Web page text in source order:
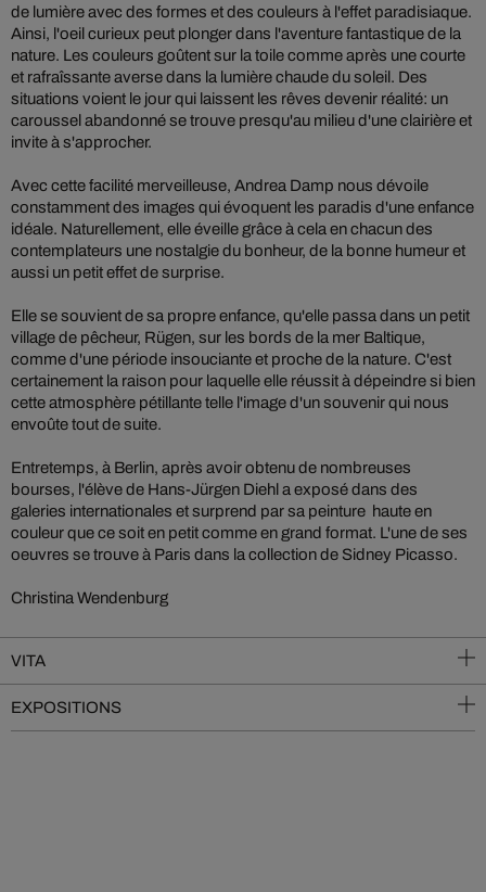
de lumière avec des formes et des couleurs à l'effet paradisiaque.
Ainsi, l'oeil curieux peut plonger dans l'aventure fantastique de la
nature. Les couleurs goûtent sur la toile comme après une courte
et rafraîssante averse dans la lumière chaude du soleil. Des
situations voient le jour qui laissent les rêves devenir réalité: un
caroussel abandonné se trouve presqu'au milieu d'une clairière et
invite à s'approcher.
Avec cette facilité merveilleuse, Andrea Damp nous dévoile
constamment des images qui évoquent les paradis d'une enfance
idéale. Naturellement, elle éveille grâce à cela en chacun des
contemplateurs une nostalgie du bonheur, de la bonne humeur et
aussi un petit effet de surprise.
Elle se souvient de sa propre enfance, qu'elle passa dans un petit
village de pêcheur, Rügen, sur les bords de la mer Baltique,
comme d'une période insouciante et proche de la nature. C'est
certainement la raison pour laquelle elle réussit à dépeindre si bien
cette atmosphère pétillante telle l'image d'un souvenir qui nous
envoûte tout de suite.
Entretemps, à Berlin, après avoir obtenu de nombreuses
bourses, l'élève de Hans-Jürgen Diehl a exposé dans des
galeries internationales et surprend par sa peinture haute en
couleur que ce soit en petit comme en grand format. L'une de ses
oeuvres se trouve à Paris dans la collection de Sidney Picasso.
Christina Wendenburg
VITA
EXPOSITIONS